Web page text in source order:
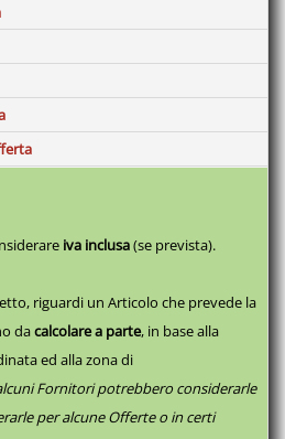
board
(13.3")
x 1080 Pixel
Kardon
1 (3.1 Gen 1) di tipo A 1
2
iva inclusa(se prevista).
riguardi un Articolo che prevede la
dacalcolare a parte, in base alla
ed alla zona di
Fornitori potrebbero considerarle
per alcune Offerte o in certi